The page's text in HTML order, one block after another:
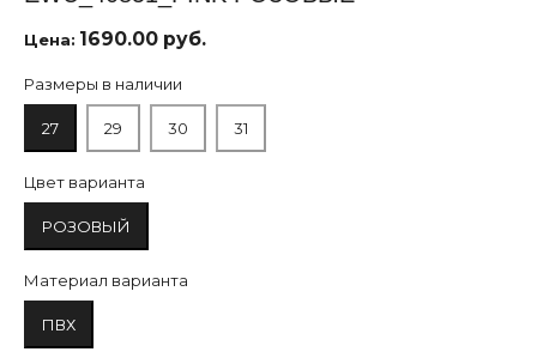
Цена: 1690.00 руб.
Размеры в наличии
27 29 30 31
Цвет варианта
РОЗОВЫЙ
Материал варианта
ПВХ